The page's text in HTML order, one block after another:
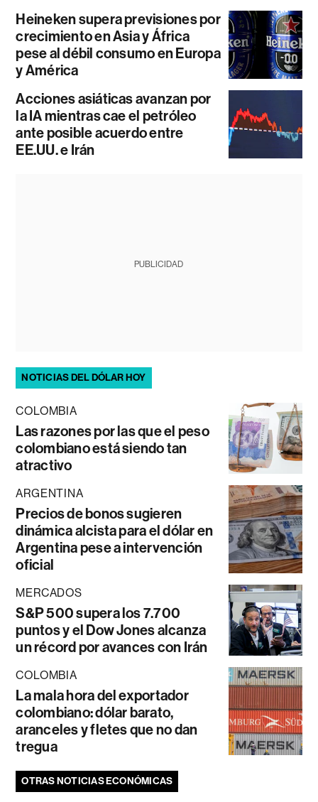
Heineken supera previsiones por
crecimiento en Asia y África
pese al débil consumo en Europa
y América
Acciones asiáticas avanzan por
la IA mientras cae el petróleo
ante posible acuerdo entre
EE.UU. e Irán
PUBLICIDAD
NOTICIAS DEL DÓLAR HOY
COLOMBIA
Las razones por las que el peso
colombiano está siendo tan
atractivo
ARGENTINA
Precios de bonos sugieren
dinámica alcista para el dólar en
Argentina pese a intervención
oficial
MERCADOS
S&P 500 supera los 7.700
puntos y el Dow Jones alcanza
un récord por avances con Irán
COLOMBIA
La mala hora del exportador
colombiano: dólar barato,
aranceles y fletes que no dan
tregua
OTRAS NOTICIAS ECONÓMICAS